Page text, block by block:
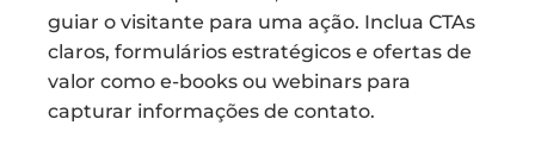
guiar o visitante para uma ação. Inclua CTAs
claros, formulários estratégicos e ofertas de
valor como e-books ou webinars para
capturar informações de contato.